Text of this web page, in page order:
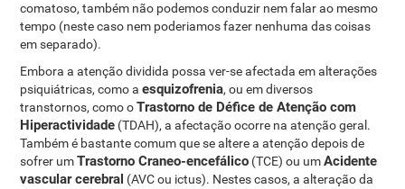
comatoso, também não podemos conduzir nem falar ao mesmo
tempo (neste caso nem poderiamos fazer nenhuma das coisas
em separado).
Embora a atenção dividida possa ver-se afectada em alterações
psiquiátricas, como aesquizofrenia, ou em diversos
transtornos, como oTrastorno de Défice de Atenção com
Hiperactividade (TDAH), a afectação ocorre na atenção geral.
Também é bastante comum que se altere a atenção depois de
sofrer umTrastorno Craneo-encefálico (TCE) ou umAcidente
vascular cerebral (AVC ou ictus). Nestes casos, a alteração da